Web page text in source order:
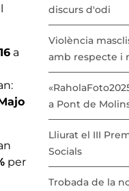
a
per
discurs d'odi
Violència
amb respecte i
a Pont de
Lliurat el III
Socials
Trobada de la